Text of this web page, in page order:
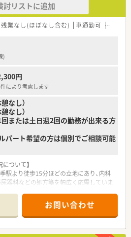
討リストに追加
残業なし(ほぼなし含む) 車通勤可 認定薬
)
円
により考慮します
なし）
なし）
または土日週2回の勤務が出来る方
パート希望の方は個別でご相談可能
ついて】
駅より徒歩15分ほどの立地にあり、内科
尿器科などの処方箋を幅広く応需していま
り100枚から120枚程度であり、薬剤師
2名、事務員3名の体制で運営しています。
リークリニックからの処方箋が中心であ
子薬歴などの最新設備が整った環境です。
お問い合わせ